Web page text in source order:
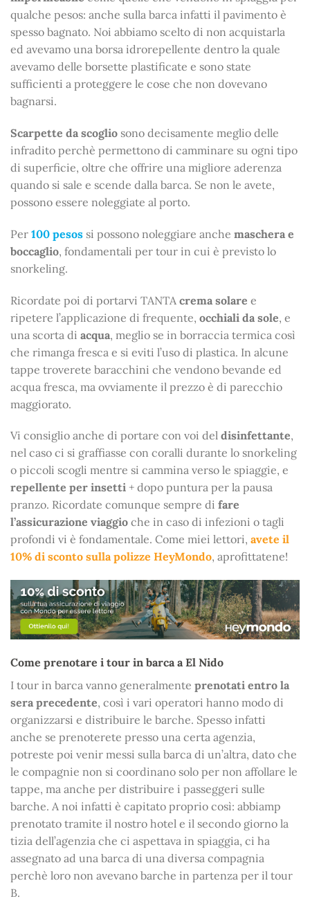
qualche pesos: anche sulla barca infatti il pavimento è
spesso bagnato. Noi abbiamo scelto di non acquistarla
ed avevamo una borsa idrorepellente dentro la quale
avevamo delle borsette plastificate e sono state
sufficienti a proteggere le cose che non dovevano
bagnarsi.
Scarpette da scoglio sono decisamente meglio delle
infradito perchè permettono di camminare su ogni tipo
di superficie, oltre che offrire una migliore aderenza
quando si sale e scende dalla barca. Se non le avete,
possono essere noleggiate al porto.
Per 100 pesos si possono noleggiare anche maschera e
boccaglio, fondamentali per tour in cui è previsto lo
snorkeling.
Ricordate poi di portarvi TANTA crema solare e
ripetere l’applicazione di frequente, occhiali da sole, e
una scorta di acqua, meglio se in borraccia termica così
che rimanga fresca e si eviti l’uso di plastica. In alcune
tappe troverete baracchini che vendono bevande ed
acqua fresca, ma ovviamente il prezzo è di parecchio
maggiorato.
Vi consiglio anche di portare con voi del disinfettante,
nel caso ci si graffiasse con coralli durante lo snorkeling
o piccoli scogli mentre si cammina verso le spiaggie, e
repellente per insetti + dopo puntura per la pausa
pranzo. Ricordate comunque sempre di fare
l’assicurazione viaggio che in caso di infezioni o tagli
profondi vi è fondamentale. Come miei lettori, avete il
10% di sconto sulla polizze HeyMondo, aprofittatene!
Come prenotare i tour in barca a El Nido
I tour in barca vanno generalmente prenotati entro la
sera precedente, così i vari operatori hanno modo di
organizzarsi e distribuire le barche. Spesso infatti
anche se prenoterete presso una certa agenzia,
potreste poi venir messi sulla barca di un’altra, dato che
le compagnie non si coordinano solo per non affollare le
tappe, ma anche per distribuire i passeggeri sulle
barche. A noi infatti è capitato proprio così: abbiamp
prenotato tramite il nostro hotel e il secondo giorno la
tizia dell’agenzia che ci aspettava in spiaggia, ci ha
assegnato ad una barca di una diversa compagnia
perchè loro non avevano barche in partenza per il tour
B.